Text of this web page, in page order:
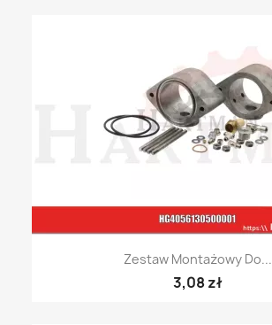
Zestaw Montażowy Do...
3,08 zł